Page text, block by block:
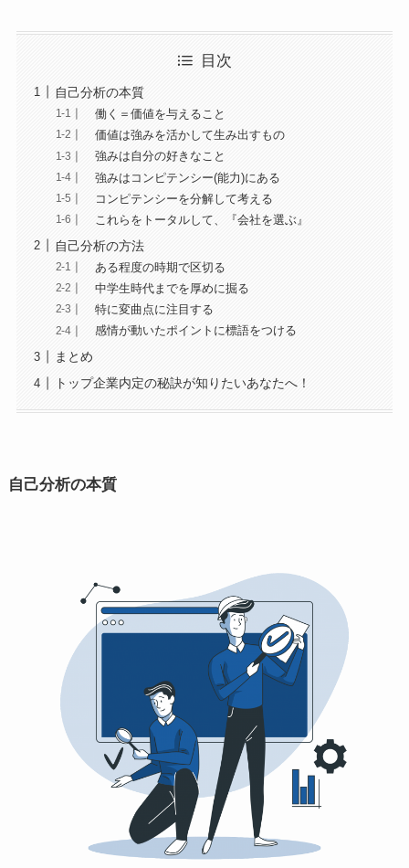
目次
自己分析の本質
働く＝価値を与えること
価値は強みを活かして生み出すもの
強みは自分の好きなこと
強みはコンピテンシー(能力)にある
コンピテンシーを分解して考える
これらをトータルして、『会社を選ぶ』
自己分析の方法
ある程度の時期で区切る
中学生時代までを厚めに掘る
特に変曲点に注目する
感情が動いたポイントに標語をつける
まとめ
トップ企業内定の秘訣が知りたいあなたへ！
自己分析の本質